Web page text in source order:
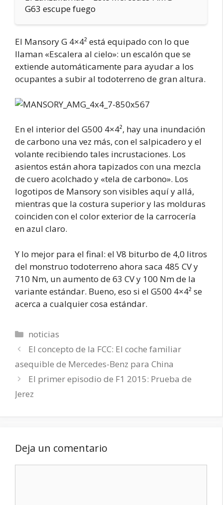
G63 escupe fuego
El Mansory G 4×4² está equipado con lo que
llaman «Escalera al cielo»: un escalón que se
extiende automáticamente para ayudar a los
ocupantes a subir al todoterreno de gran altura.
En el interior del G500 4×4², hay una inundación
de carbono una vez más, con el salpicadero y el
volante recibiendo tales incrustaciones. Los
asientos están ahora tapizados con una mezcla
de cuero acolchado y «tela de carbono». Los
logotipos de Mansory son visibles aquí y allá,
mientras que la costura superior y las molduras
coinciden con el color exterior de la carrocería
en azul claro.
Y lo mejor para el final: el V8 biturbo de 4,0 litros
del monstruo todoterreno ahora saca 485 CV y
710 Nm, un aumento de 63 CV y 100 Nm de la
variante estándar. Bueno, eso si el G500 4×4² se
acerca a cualquier cosa estándar.
Categorías
noticias
El concepto de la FCC: El coche familiar
asequible de Mercedes-Benz para China
El primer episodio de F1 2015: Prueba de
Jerez
Deja un comentario